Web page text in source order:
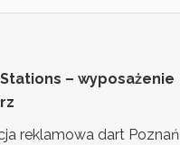
– wyposażenie
reklamowa dart Poznań